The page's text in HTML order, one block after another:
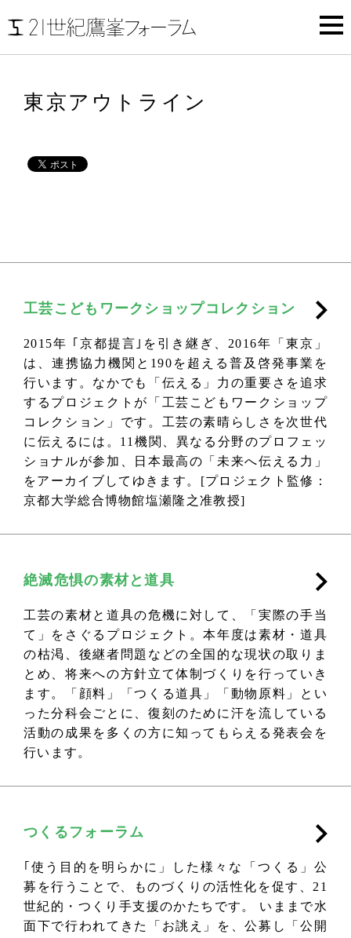
東京アウトライン
工芸こどもワークショップコレクション
2015年 ｢京都提言｣を引き継ぎ、2016年「東京」
は、連携協力機関と190を超える普及啓発事業を
行います。なかでも「伝える」力の重要さを追求
するプロジェクトが「工芸こどもワークショップ
コレクション」です。工芸の素晴らしさを次世代
に伝えるには。11機関、異なる分野のプロフェッ
ショナルが参加、日本最高の「未来へ伝える力」
をアーカイブしてゆきます。[プロジェクト監修：
京都大学総合博物館塩瀬隆之准教授]
絶滅危惧の素材と道具
工芸の素材と道具の危機に対して、「実際の手当
て」をさぐるプロジェクト。本年度は素材・道具
の枯渇、後継者問題などの全国的な現状の取りま
とめ、将来への方針立て体制づくりを行っていき
ます。「顔料」「つくる道具」「動物原料」とい
った分科会ごとに、復刻のために汗を流している
活動の成果を多くの方に知ってもらえる発表会を
行います。
つくるフォーラム
｢使う目的を明らかに」した様々な「つくる」公
募を行うことで、ものづくりの活性化を促す、21
世紀的・つくり手支援のかたちです。 いままで水
面下で行われてきた「お誂え」を、公募し「公開